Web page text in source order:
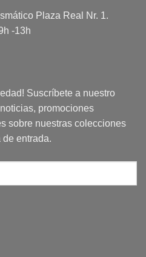
Plaza Real Nr. 1.
-13h
Suscríbete a nuestro
promociones
sobre nuestras colecciones
entrada.